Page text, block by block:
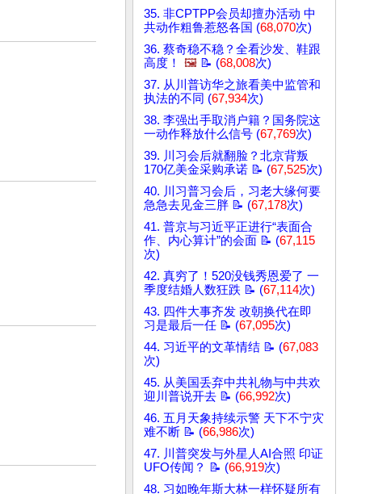
35. 非CPTPP会员却擅办活动 中
共动作粗鲁惹怒各国 (68,070次)
36. 蔡奇稳不稳？全看沙发、鞋跟
高度！
🖼️ 📝 (68,008次)
37. 从川普访华之旅看美中监管和
执法的不同 (67,934次)
38. 李强出手取消户籍？国务院这
一动作释放什么信号 (67,769次)
39. 川习会后就翻脸？北京背叛
170亿美金采购承诺 📝 (67,525次)
40. 川习普习会后，习老大缘何要
急急去见金三胖 📝 (67,178次)
41. 普京与习近平正进行“表面合
作、内心算计”的会面 📝 (67,115
次)
42. 真穷了！520没钱秀恩爱了 一
季度结婚人数狂跌 📝 (67,114次)
43. 四件大事齐发 改朝换代在即
习是最后一任 📝 (67,095次)
44. 习近平的文革情结 📝 (67,083
次)
45. 从美国丢弃中共礼物与中共欢
迎川普说开去 📝 (66,992次)
46. 五月天象持续示警 天下不宁灾
难不断 📝 (66,986次)
47. 川普突发与外星人AI合照 印证
UFO传闻？ 📝 (66,919次)
48. 习如晚年斯大林一样怀疑所有